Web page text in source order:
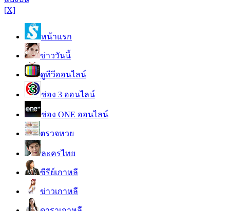
[X]
หน้าแรก
ข่าววันนี้
ดูทีวีออนไลน์
ช่อง 3 ออนไลน์
ช่อง ONE ออนไลน์
ตรวจหวย
ละครไทย
ซีรีย์เกาหลี
ข่าวเกาหลี